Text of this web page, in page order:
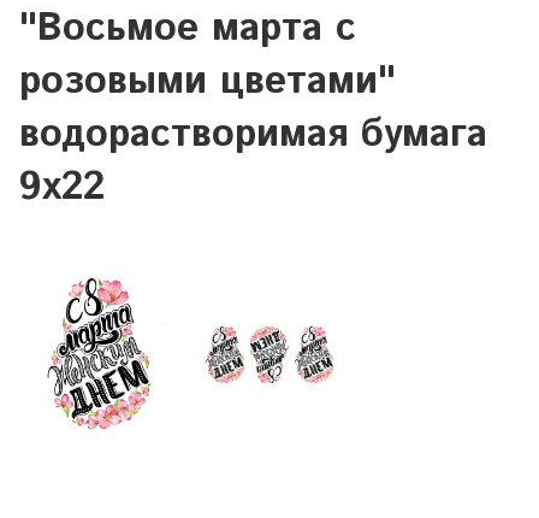
"Восьмое марта с
розовыми цветами"
водорастворимая бумага
9х22